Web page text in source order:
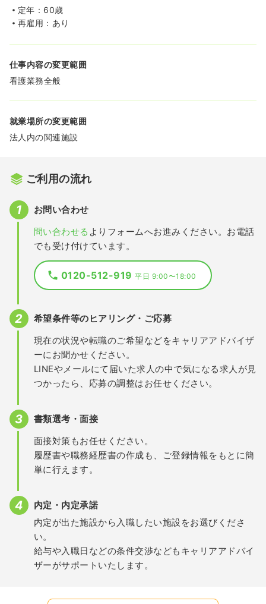
定年：60歳
再雇用：あり
仕事内容の変更範囲
看護業務全般
就業場所の変更範囲
法人内の関連施設
ご利用の流れ
お問い合わせ
問い合わせる よりフォームへお進みください。お電話
でも受け付けています。
0120-512-919平日 9:00〜18:00
希望条件等のヒアリング・ご応募
現在の状況や転職のご希望などをキャリアアドバイザ
ーにお聞かせください。
LINEやメールにて届いた求人の中で気になる求人が見
つかったら、応募の調整はお任せください。
書類選考・面接
面接対策もお任せください。
履歴書や職務経歴書の作成も、ご登録情報をもとに簡
単に行えます。
内定・内定承諾
内定が出た施設から入職したい施設をお選びくださ
い。
給与や入職日などの条件交渉などもキャリアアドバイ
ザーがサポートいたします。